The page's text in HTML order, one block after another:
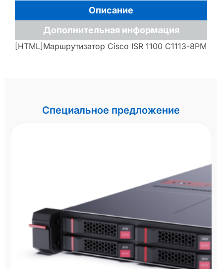
Описание
Дополнительная информация
[HTML]Маршрутизатор Cisco ISR 1100 C1113-8PM
Специальное предложение